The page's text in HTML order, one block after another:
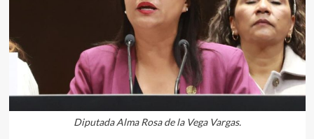
Diputada Alma Rosa de la Vega Vargas.